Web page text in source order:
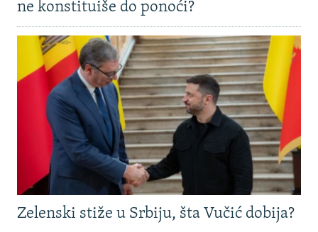
ne konstituiše do ponoći?
Zelenski stiže u Srbiju, šta Vučić dobija?